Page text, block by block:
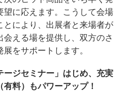
望に応えます。こうして会場
とにより、出展者と来場者が
会える場を提供し、双方のさ
をサポートします。
ージセミナー」はじめ、充実
料）もパワーアップ！